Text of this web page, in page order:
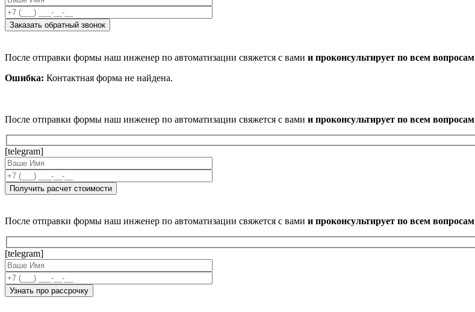
После отправки формы наш инженер по автоматизации свяжется с вами и проконсультирует по всем вопросам
Ошибка: Контактная форма не найдена.
После отправки формы наш инженер по автоматизации свяжется с вами и проконсультирует по всем вопросам
[telegram]
После отправки формы наш инженер по автоматизации свяжется с вами и проконсультирует по всем вопросам
[telegram]